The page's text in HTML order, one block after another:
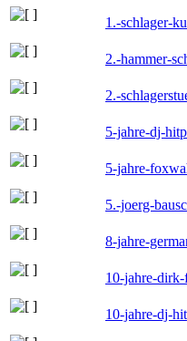
1.-schlager-
2.-hammer-
2.-
5-jahre-dj-
5-jahre-
5.-joerg-
8-jahre-
10-jahre-
10-jahre-dj-